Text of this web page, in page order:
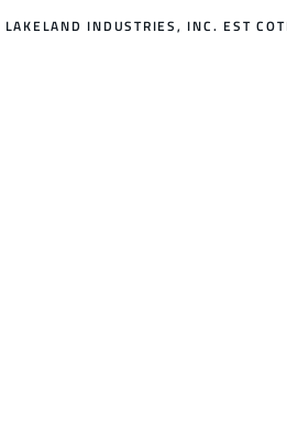
LAKELAND INDUSTRIES, INC. EST